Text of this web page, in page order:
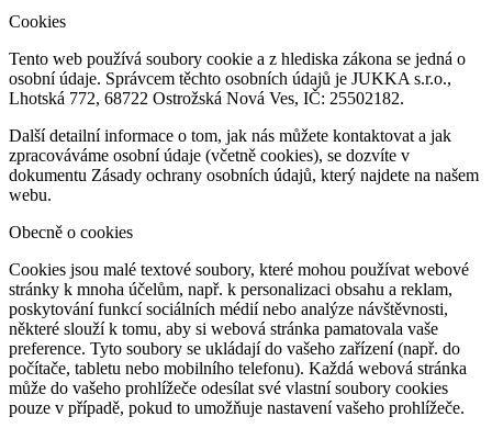
Cookies
Tento web používá soubory cookie a z hlediska zákona se jedná o
osobní údaje. Správcem těchto osobních údajů je JUKKA s.r.o.,
Lhotská 772, 68722 Ostrožská Nová Ves, IČ: 25502182.
Další detailní informace o tom, jak nás můžete kontaktovat a jak
zpracováváme osobní údaje (včetně cookies), se dozvíte v
dokumentu Zásady ochrany osobních údajů, který najdete na našem
webu.
Obecně o cookies
Cookies jsou malé textové soubory, které mohou používat webové
stránky k mnoha účelům, např. k personalizaci obsahu a reklam,
poskytování funkcí sociálních médií nebo analýze návštěvnosti,
některé slouží k tomu, aby si webová stránka pamatovala vaše
preference. Tyto soubory se ukládají do vašeho zařízení (např. do
počítače, tabletu nebo mobilního telefonu). Každá webová stránka
může do vašeho prohlížeče odesílat své vlastní soubory cookies
pouze v případě, pokud to umožňuje nastavení vašeho prohlížeče.